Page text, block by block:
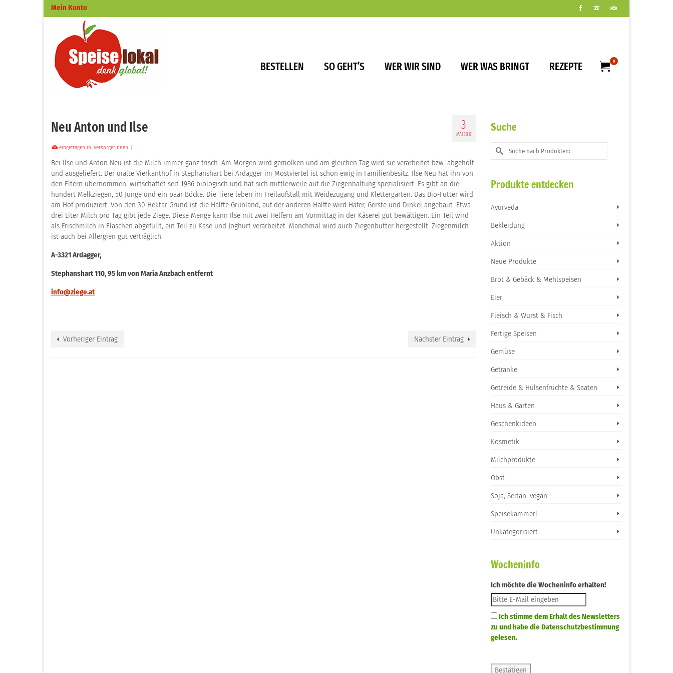
Mein Konto
BESTELLEN SO GEHT’S WER WIR SIND WER WAS BRINGT REZEPTE 0
3
MAI 2017
Neu Anton und Ilse
eingetragen in: VersorgerInnen
Bei Ilse und Anton Neu ist die Milch immer ganz frisch. Am Morgen wird gemolken und am gleichen Tag wird sie verarbeitet bzw. abgeholt
und ausgeliefert. Der uralte Vierkanthof in Stephanshart bei Ardagger im Mostviertel ist schon ewig in Familienbesitz. Ilse Neu hat ihn von
den Eltern übernommen, wirtschaftet seit 1986 biologisch und hat sich mittlerweile auf die Ziegenhaltung spezialisiert. Es gibt an die
hundert Melkziegen, 50 Junge und ein paar Böcke. Die Tiere leben im Freilaufstall mit Weidezugang und Klettergarten. Das Bio-Futter wird
am Hof produziert. Von den 30 Hektar Grund ist die Hälfte Grünland, auf der anderen Hälfte wird Hafer, Gerste und Dinkel angebaut. Etwa
drei Liter Milch pro Tag gibt jede Ziege. Diese Menge kann Ilse mit zwei Helfern am Vormittag in der Käserei gut bewältigen. Ein Teil wird
als Frischmilch in Flaschen abgefüllt, ein Teil zu Käse und Joghurt verarbeitet. Manchmal wird auch Ziegenbutter hergestellt. Ziegenmilch
ist auch bei Allergien gut verträglich.
A-3321 Ardagger,
Stephanshart 110, 95 km von Maria Anzbach entfernt
info@ziege.at
Vorheriger Eintrag Nächster Eintrag
Suche
Suche
nach:
Produkte entdecken
Ayurveda
Bekleidung
Aktion
Neue Produkte
Brot & Gebäck & Mehlspeisen
Eier
Fleisch & Wurst & Fisch
Fertige Speisen
Gemüse
Getränke
Getreide & Hülsenfrüchte & Saaten
Haus & Garten
Geschenkideen
Kosmetik
Milchprodukte
Obst
Soja, Seitan, vegan
Speisekammerl
Unkategorisiert
Wocheninfo
Ich möchte die Wocheninfo erhalten!
Ich stimme dem Erhalt des Newsletters
zu und habe die Datenschutzbestimmung
gelesen.